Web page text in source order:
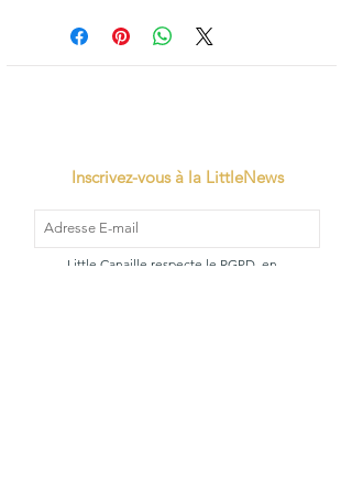
Inscrivez-vous à la LittleNews
Little Canaille respecte le RGPD, en